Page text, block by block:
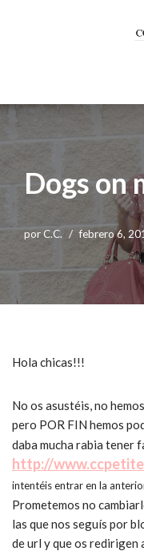
Dogs on
porC.C. febrero 6,
Hola chicas!!!
No os asustéis, no
pero POR FIN hemos
daba mucha rabia tener
http://
intentéis entrar en la
Prometemos no
las que nos seguís por
de url y que os redirigen